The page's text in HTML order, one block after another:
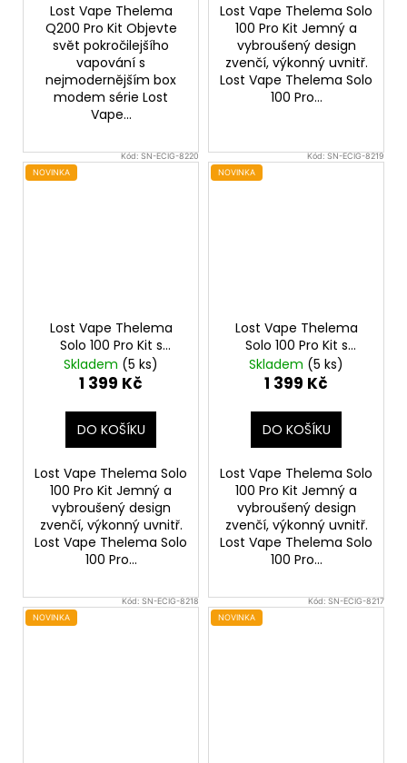
Lost Vape Thelema
Q200 Pro Kit Objevte
svět pokročilejšího
vapování s
nejmodernějším box
modem série Lost
Vape...
Lost Vape Thelema Solo
100 Pro Kit Jemný a
vybroušený design
zvenčí, výkonný uvnitř.
Lost Vape Thelema Solo
100 Pro...
Kód:SN-ECIG-8220
NOVINKA
Lost Vape Thelema
Solo 100 Pro Kit s
Centaurus Sub Ohm
Tank V2 (Wavy Gold)
Skladem (5 ks)
1 399 Kč
DO KOŠÍKU
Lost Vape Thelema Solo
100 Pro Kit Jemný a
vybroušený design
zvenčí, výkonný uvnitř.
Lost Vape Thelema Solo
100 Pro...
Kód:SN-ECIG-8219
NOVINKA
Lost Vape Thelema
Solo 100 Pro Kit s
Centaurus Sub Ohm
Tank V2 (Pink Python)
Skladem (5 ks)
1 399 Kč
DO KOŠÍKU
Lost Vape Thelema Solo
100 Pro Kit Jemný a
vybroušený design
zvenčí, výkonný uvnitř.
Lost Vape Thelema Solo
100 Pro...
Kód:SN-ECIG-8218
NOVINKA
Kód:SN-ECIG-8217
NOVINKA